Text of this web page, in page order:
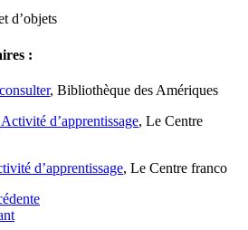
d’objets
:
, Bibliothèque des Amériques
d’apprentissage, Le Centre
d’apprentissage, Le Centre franco